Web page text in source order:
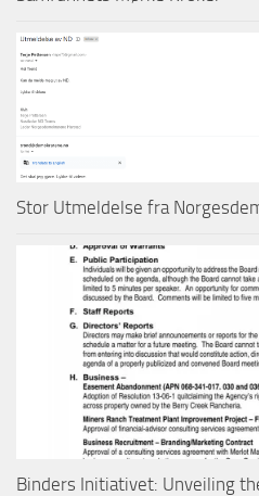
Stor Utmeldelse fra
Binders Initiativet: Unveiling